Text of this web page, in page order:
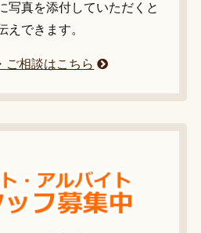
写真を添付していただくと
えできます。
ご相談はこちら